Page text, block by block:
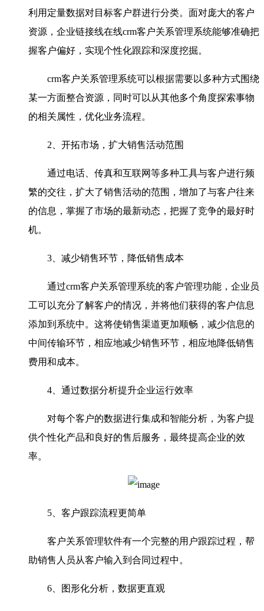
利用定量数据对目标客户群进行分类。面对庞大的客户
资源，企业链接线在线crm客户关系管理系统能够准确把
握客户偏好，实现个性化跟踪和深度挖掘。
crm客户关系管理系统可以根据需要以多种方式围绕
某一方面整合资源，同时可以从其他多个角度探索事物
的相关属性，优化业务流程。
2、开拓市场，扩大销售活动范围
通过电话、传真和互联网等多种工具与客户进行频
繁的交往，扩大了销售活动的范围，增加了与客户往来
的信息，掌握了市场的最新动态，把握了竞争的最好时
机。
3、减少销售环节，降低销售成本
通过crm客户关系管理系统的客户管理功能，企业员
工可以充分了解客户的情况，并将他们获得的客户信息
添加到系统中。这将使销售渠道更加顺畅，减少信息的
中间传输环节，相应地减少销售环节，相应地降低销售
费用和成本。
4、通过数据分析提升企业运行效率
对每个客户的数据进行集成和智能分析，为客户提
供个性化产品和良好的售后服务，最终提高企业的效
率。
5、客户跟踪流程更简单
客户关系管理软件有一个完整的用户跟踪过程，帮
助销售人员从客户输入到合同过程中。
6、图形化分析，数据更直观